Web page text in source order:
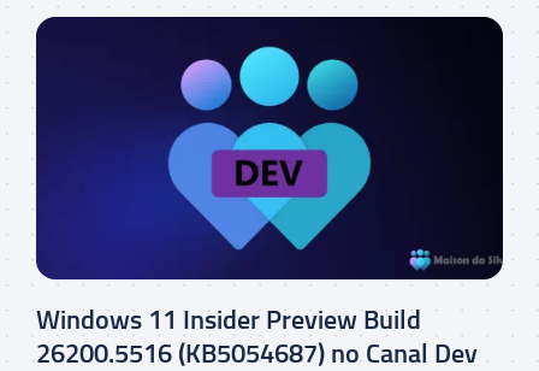
Windows 11 Insider Preview Build
26200.5516 (KB5054687) no Canal Dev